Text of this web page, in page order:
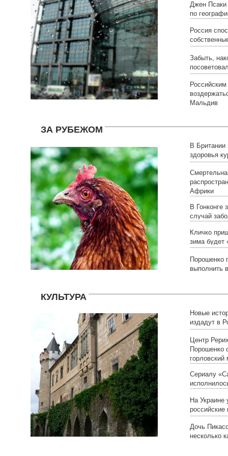
Джен Псаки
по
Россия
Забыть,
Мальдив
ЗА РУБЕЖОМ
В
здоровья
Африки
В Гонконге
случай
Кличко
зима будет
выполнить
КУЛЬТУРА
Новые
издадут в
Центр
Порошенко
горловский
Сериалу
На Украине
российские
Дочь
несколько